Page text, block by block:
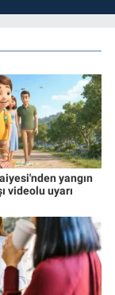
yangın
videolu uyarı